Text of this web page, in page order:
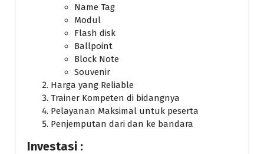
Name Tag
Modul
Flash disk
Ballpoint
Block Note
Souvenir
Harga yang Reliable
Trainer Kompeten di bidangnya
Pelayanan Maksimal untuk peserta
Penjemputan dari dan ke bandara
Investasi :